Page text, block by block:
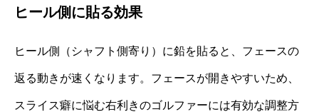
ヒール側に貼る効果
ヒール側（シャフト側寄り）に鉛を貼ると、フェースの
返る動きが速くなります。フェースが開きやすいため、
スライス癖に悩む右利きのゴルファーには有効な調整方